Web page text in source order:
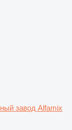
завод Alfamix